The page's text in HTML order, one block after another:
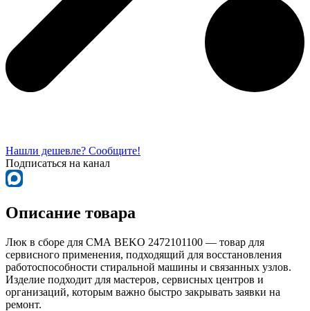
Нашли дешевле? Сообщите!
Подписаться на канал
Описание товара
Люк в сборе для СМА BEKO 2472101100 — товар для
сервисного применения, подходящий для восстановления
работоспособности стиральной машины и связанных узлов.
Изделие подходит для мастеров, сервисных центров и
организаций, которым важно быстро закрывать заявки на
ремонт.